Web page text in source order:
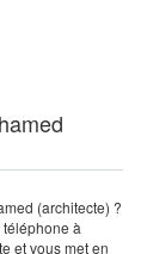
(architecte) ?
à
et vous met en